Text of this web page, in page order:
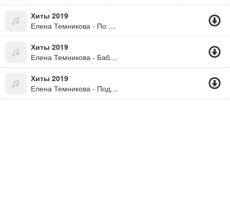
Хиты 2019
Елена Темникова - По Нулям
Хиты 2019
Елена Темникова - Бабочки
Хиты 2019
Елена Темникова - Под Луной